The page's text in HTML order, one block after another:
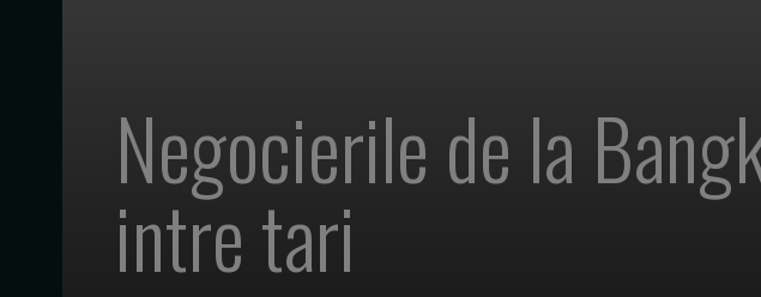
Negocierile de la
intre tari